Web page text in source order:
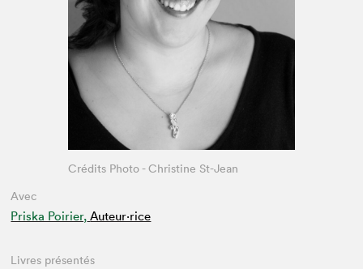
Avec
Priska Poirier, Auteur·rice
Crédits Photo - Christine St-Jean
Livres présentés